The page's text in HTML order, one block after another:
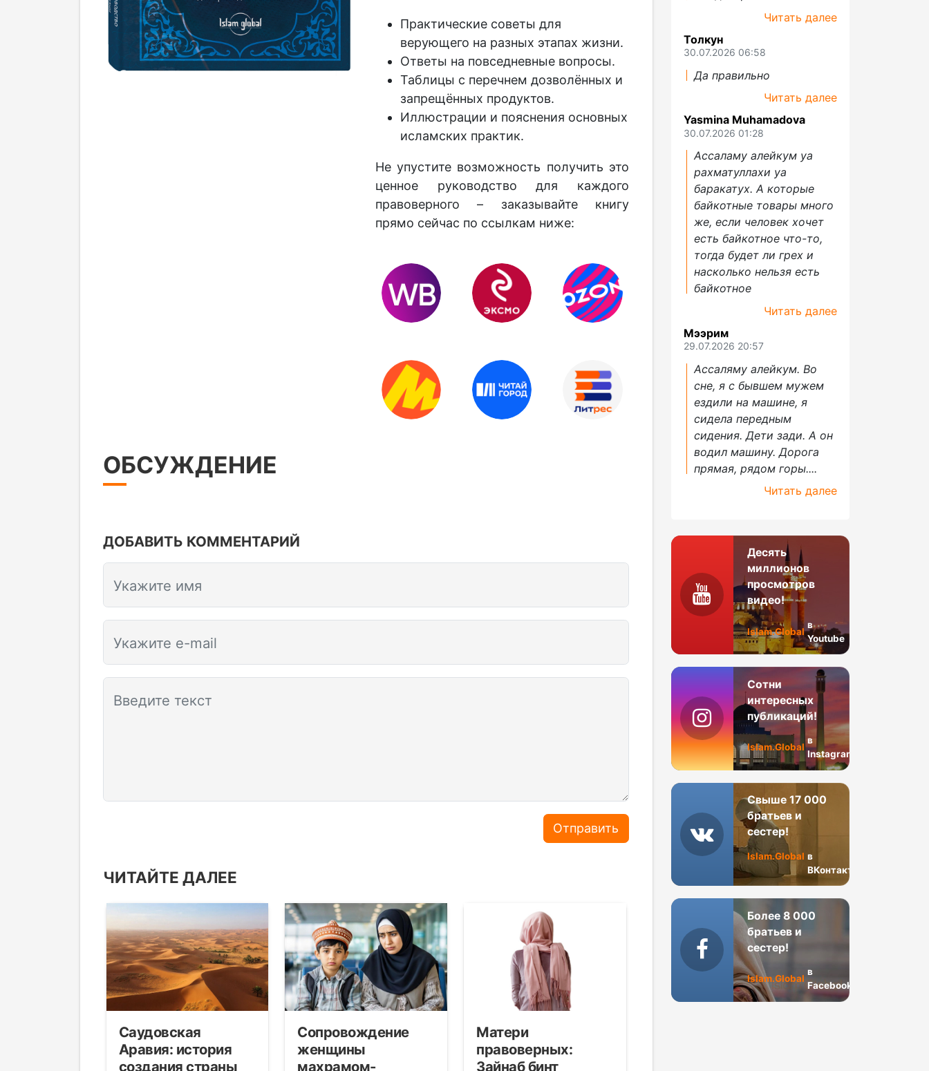
Практические советы для
верующего на разных этапах жизни.
Ответы на повседневные вопросы.
Таблицы с перечнем дозволённых и
запрещённых продуктов.
Иллюстрации и пояснения основных
исламских практик.
Не упустите возможность получить это
ценное руководство для каждого
правоверного – заказывайте книгу
прямо сейчас по ссылкам ниже:
ОБСУЖДЕНИЕ
ДОБАВИТЬ КОММЕНТАРИЙ
Укажите имя
Укажите e-mail
Введите текст
Отправить
ЧИТАЙТЕ ДАЛЕЕ
Саудовская
Аравия: история
создания страны
Сопровождение
женщины
махрамом-
Матери
правоверных:
Зайнаб бинт
Читать далее
Толкун
30.07.2026 06:58
Да правильно
Читать далее
Yasmina Muhamadova
30.07.2026 01:28
Ассаламу алейкум уа
рахматуллахи уа
баракатух. А которые
байкотные товары много
же, если человек хочет
есть байкотное что-то,
тогда будет ли грех и
насколько нельзя есть
байкотное
Читать далее
Мээрим
29.07.2026 20:57
Ассаляму алейкум. Во
сне, я с бывшем мужем
ездили на машине, я
сидела передным
сидения. Дети зади. А он
водил машину. Дорога
прямая, рядом горы....
Читать далее
Десять
миллионов
просмотров
видео!
Islam.Global
в
Youtube
Сотни
интересных
публикаций!
Islam.Global
в
Instagram
Свыше 17 000
братьев и
сестер!
Islam.Global в
ВКонтакте
Более 8 000
братьев и
сестер!
Islam.Global
в
Facebook